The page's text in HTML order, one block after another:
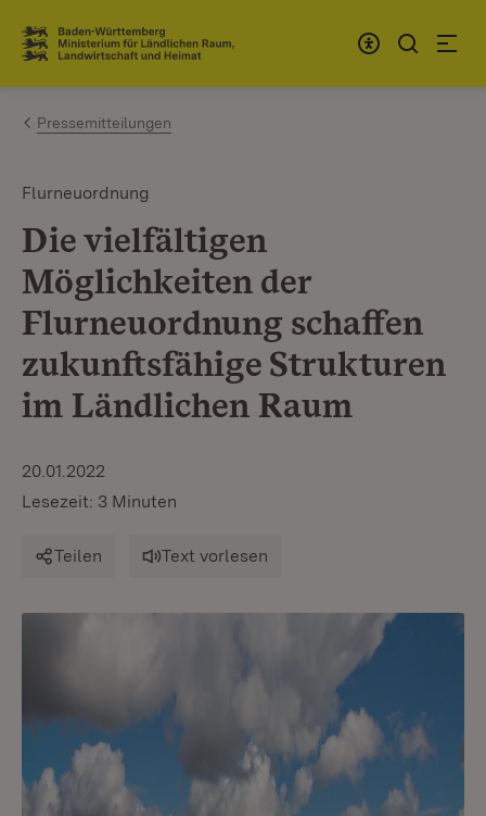
Zum Inhalt springen
Link zur Startseite
Pressemitteilungen
Flurneuordnung
Die vielfältigen
Möglichkeiten der
Flurneuordnung schaffen
zukunftsfähige Strukturen
im Ländlichen Raum
20.01.2022
Lesezeit: 3 Minuten
Teilen Text vorlesen